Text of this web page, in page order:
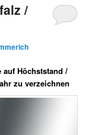
/
Höchststand /
zu verzeichnen